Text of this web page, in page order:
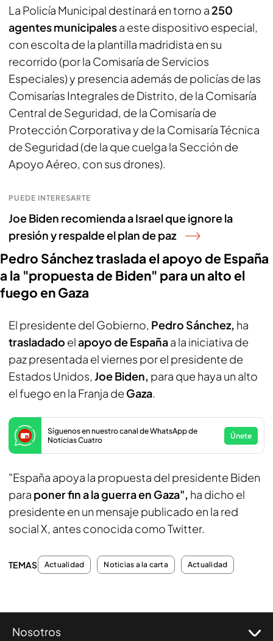
La Policía Municipal destinará en torno a 250
agentes municipalesa este dispositivo especial,
con escolta de la plantilla madridista en su
recorrido (por la Comisaría de Servicios
Especiales) y presencia además de policías de las
Comisarías Integrales de Distrito, de la Comisaría
Central de Seguridad, de la Comisaría de
Protección Corporativa y de la Comisaría Técnica
de Seguridad (de la que cuelga la Sección de
Apoyo Aéreo, con sus drones).
PUEDE INTERESARTE
Joe Biden recomienda a Israel que ignore la
presión y respalde el plan de paz
Pedro Sánchez traslada el apoyo de España
a la "propuesta de Biden" para un alto el
fuego en Gaza
El presidente del Gobierno, Pedro Sánchez, ha
trasladado elapoyo de Españaa la iniciativa de
paz presentada el viernes por el presidente de
Estados Unidos, Joe Biden, para que haya un alto
el fuego en la Franja de Gaza.
Síguenos en nuestro canal de WhatsApp de
Noticias Cuatro
Únete
"España apoya la propuesta del presidente Biden
para poner fin a la guerra en Gaza", ha dicho el
presidente en un mensaje publicado en la red
social X, antes conocida como Twitter.
TEMAS Actualidad Noticias a la carta Actualidad
Nosotros